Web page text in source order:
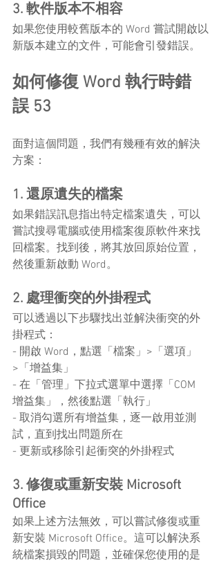
3. 軟件版本不相容
如果您使用較舊版本的 Word 嘗試開啟以
新版本建立的文件，可能會引發錯誤。
如何修復 Word 執行時錯
誤 53
面對這個問題，我們有幾種有效的解決
方案：
1. 還原遺失的檔案
如果錯誤訊息指出特定檔案遺失，可以
嘗試搜尋電腦或使用檔案復原軟件來找
回檔案。找到後，將其放回原始位置，
然後重新啟動 Word。
2. 處理衝突的外掛程式
可以透過以下步驟找出並解決衝突的外
掛程式：
- 開啟 Word，點選「檔案」>「選項」
>「增益集」
- 在「管理」下拉式選單中選擇「COM
增益集」，然後點選「執行」
- 取消勾選所有增益集，逐一啟用並測
試，直到找出問題所在
- 更新或移除引起衝突的外掛程式
3. 修復或重新安裝 Microsoft
Office
如果上述方法無效，可以嘗試修復或重
新安裝 Microsoft Office。這可以解決系
統檔案損毀的問題，並確保您使用的是